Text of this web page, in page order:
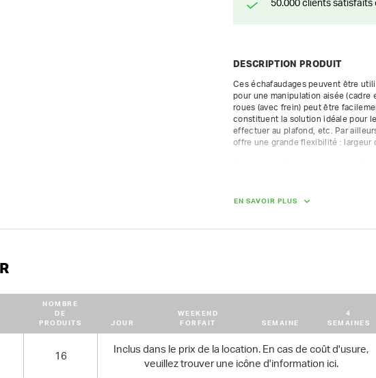
50.000 clients
DESCRIPTION PRODUIT
Ces échafaudages peuvent être
pour une manipulation aisée (cadre
roues (avec frein) peut être
constituent la solution idéale pour
effectuer au plafond, etc. Par
offre une grande flexibilité : largeur
hauteur plancher : 8,35 m
EN SAVOIR PLUS
NOMBRE
DE
PRODUITS
JOUR
WEEKEND
FORFAIT
SEMAINE
4
SEMAINES
16
Inclus dans le prix de la location. En cas de coût d'usure,
veuillez trouver une icône d'information ici.